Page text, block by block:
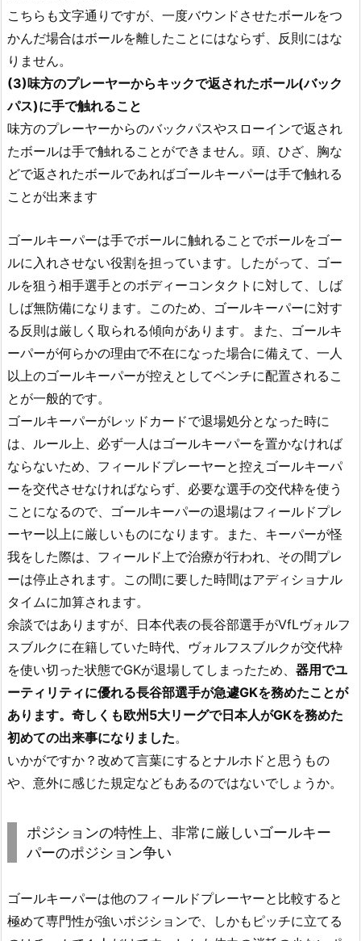
こちらも文字通りですが、一度バウンドさせたボールをつ
かんだ場合はボールを離したことにはならず、反則にはな
りません。
(3)味方のプレーヤーからキックで返されたボール(バック
パス)に手で触れること
味方のプレーヤーからのバックパスやスローインで返され
たボールは手で触れることができません。頭、ひざ、胸な
どで返されたボールであればゴールキーパーは手で触れる
ことが出来ます
ゴールキーパーは手でボールに触れることでボールをゴー
ルに入れさせない役割を担っています。したがって、ゴー
ルを狙う相手選手とのボディーコンタクトに対して、しば
しば無防備になります。このため、ゴールキーパーに対す
る反則は厳しく取られる傾向があります。また、ゴールキ
ーパーが何らかの理由で不在になった場合に備えて、一人
以上のゴールキーパーが控えとしてベンチに配置されるこ
とが一般的です。
ゴールキーパーがレッドカードで退場処分となった時に
は、ルール上、必ず一人はゴールキーパーを置かなければ
ならないため、フィールドプレーヤーと控えゴールキーパ
ーを交代させなければならず、必要な選手の交代枠を使う
ことになるので、ゴールキーパーの退場はフィールドプレ
ーヤー以上に厳しいものになります。また、キーパーが怪
我をした際は、フィールド上で治療が行われ、その間プレ
ーは停止されます。この間に要した時間はアディショナル
タイムに加算されます。
余談ではありますが、日本代表の長谷部選手がVfLヴォルフ
スブルクに在籍していた時代、ヴォルフスブルクが交代枠
を使い切った状態でGKが退場してしまったため、 器用でユ
ーティリティに優れる長谷部選手が急遽GKを務めたことが
あります。奇しくも欧州5大リーグで日本人がGKを務めた
初めての出来事になりました。
いかがですか？改めて言葉にするとナルホドと思うもの
や、意外に感じた規定などもあるのではないでしょうか。
ポジションの特性上、非常に厳しいゴールキー
パーのポジション争い
ゴールキーパーは他のフィールドプレーヤーと比較すると
極めて専門性が強いポジションで、しかもピッチに立てる